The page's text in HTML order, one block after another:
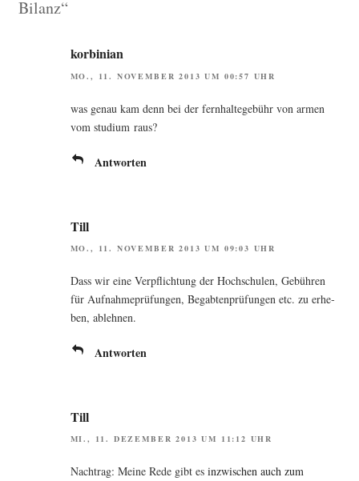
Bilanz“
korbinian
MO., 11. NOVEMBER 2013 UM 00:57 UHR
was genau kam denn bei der fern­hal­te­ge­bühr von armen
vom stu­di­um raus?
Antworten
Till
MO., 11. NOVEMBER 2013 UM 09:03 UHR
Dass wir eine Ver­pflich­tung der Hoch­schu­len, Gebüh­ren
für Auf­nah­me­prü­fun­gen, Begab­ten­prü­fun­gen etc. zu erhe­
ben, ablehnen.
Antworten
Till
MI., 11. DEZEMBER 2013 UM 11:12 UHR
Nach­trag: Mei­ne Rede gibt es inzwi­schen auch zum